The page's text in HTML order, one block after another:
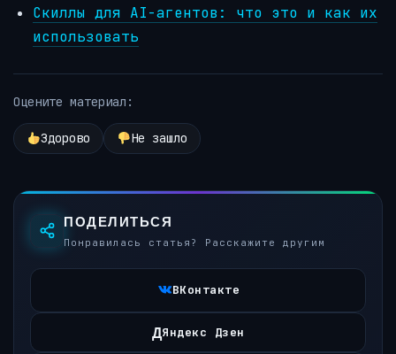
Скиллы для AI-агентов: что это и как их
использовать
Оцените материал:
Здорово Не зашло
ПОДЕЛИТЬСЯ
Понравилась статья? Расскажите другим
ВКонтакте
ДЯндекс Дзен